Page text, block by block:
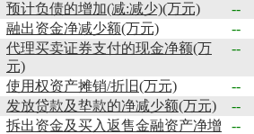
预计负债的增加(减:减少)(万元)
--
融出资金净减少额(万元)
--
代理买卖证券支付的现金净额(万
元)
--
使用权资产摊销/折旧(万元) --
发放贷款及垫款的净减少额(万元)
--
拆出资金及买入返售金融资产净增
--